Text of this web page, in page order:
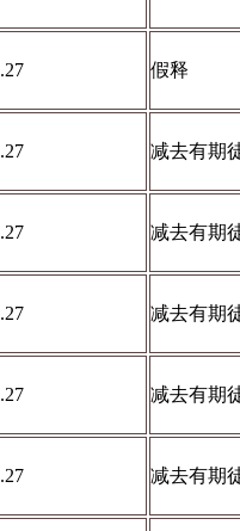
假释
减去有期
减去有期
减去有期
减去有期
减去有期